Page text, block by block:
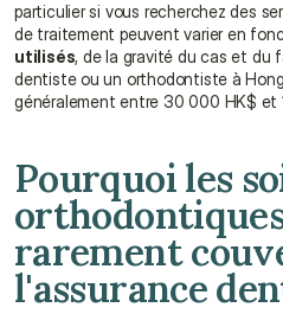
particulier si vous recherchez des
de traitement peuvent varier en
utilisés, de la gravité du cas et du
dentiste ou un orthodontiste à
généralement entre 30 000 HK$ et
Pourquoi les
rarement
l'assurance